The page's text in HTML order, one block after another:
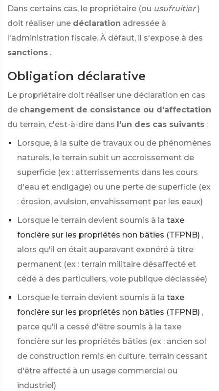
Dans certains cas, le propriétaire (ou usufruitier )
doit réaliser une déclaration adressée à
l'administration fiscale. À défaut, il s'expose à des
sanctions .
Obligation déclarative
Le propriétaire doit réaliser une déclaration en cas
de changement de consistance ou d'affectation
du terrain, c'est-à-dire dans l'un des cas suivants :
Lorsque, à la suite de travaux ou de phénomènes
naturels, le terrain subit un accroissement de
superficie (ex : atterrissements dans les cours
d'eau et endigage) ou une perte de superficie (ex
: érosion, avulsion, envahissement par les eaux)
Lorsque le terrain devient soumis à la taxe
foncière sur les propriétés non bâties (TFPNB) ,
alors qu'il en était auparavant exonéré à titre
permanent (ex : terrain militaire désaffecté et
cédé à des particuliers, voie publique déclassée)
Lorsque le terrain devient soumis à la taxe
foncière sur les propriétés non bâties (TFPNB) ,
parce qu'il a cessé d'être soumis à la taxe
foncière sur les propriétés bâties (ex : ancien sol
de construction remis en culture, terrain cessant
d'être affecté à un usage commercial ou
industriel)